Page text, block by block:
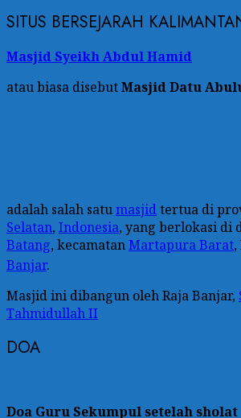
SITUS BERSEJARAH
Masjid Syeikh Abdul Hamid
atau biasa disebutMasjid Datu
adalah salah satumasjidtertua di
Selatan, Indonesia, yang berlokasi di
Batang, kecamatanMartapura Barat
Banjar.
Masjid ini dibangun oleh Raja Banjar,
Tahmidullah II
DOA
Doa Guru Sekumpul setelah sholat